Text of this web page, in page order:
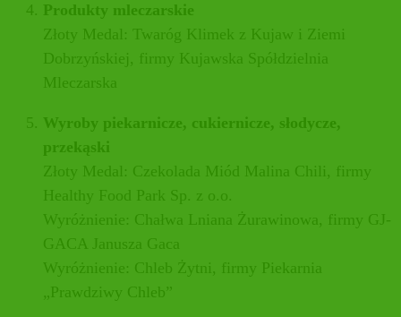
Produkty mleczarskie
Złoty Medal: Twaróg Klimek z Kujaw i Ziemi
Dobrzyńskiej, firmy Kujawska Spółdzielnia
Mleczarska
Wyroby piekarnicze, cukiernicze, słodycze,
przekąski
Złoty Medal: Czekolada Miód Malina Chili, firmy
Healthy Food Park Sp. z o.o.
Wyróżnienie: Chałwa Lniana Żurawinowa, firmy GJ-
GACA Janusza Gaca
Wyróżnienie: Chleb Żytni, firmy Piekarnia
„Prawdziwy Chleb”